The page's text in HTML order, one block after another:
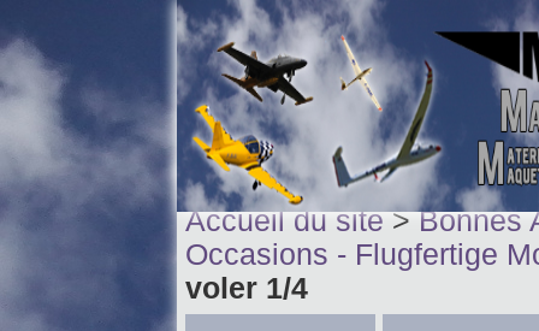
Accueil du site>Bonnes
Occasions - Flugfertige
voler 1/4